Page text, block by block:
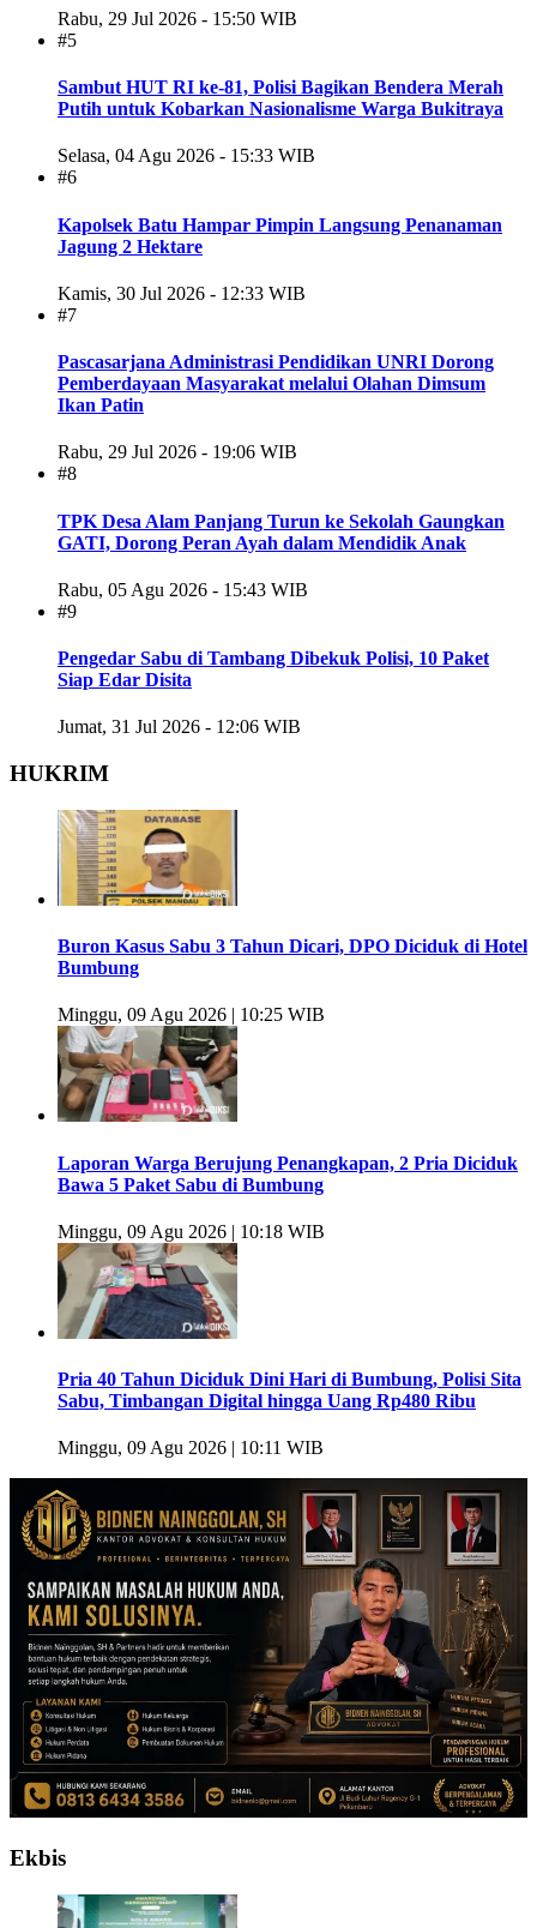
Rabu, 29 Jul 2026 - 15:50 WIB
#5
Sambut HUT RI ke-81, Polisi Bagikan Bendera Merah
Putih untuk Kobarkan Nasionalisme Warga Bukitraya
Selasa, 04 Agu 2026 - 15:33 WIB
#6
Kapolsek Batu Hampar Pimpin Langsung Penanaman
Jagung 2 Hektare
Kamis, 30 Jul 2026 - 12:33 WIB
#7
Pascasarjana Administrasi Pendidikan UNRI Dorong
Pemberdayaan Masyarakat melalui Olahan Dimsum
Ikan Patin
Rabu, 29 Jul 2026 - 19:06 WIB
#8
TPK Desa Alam Panjang Turun ke Sekolah Gaungkan
GATI, Dorong Peran Ayah dalam Mendidik Anak
Rabu, 05 Agu 2026 - 15:43 WIB
#9
Pengedar Sabu di Tambang Dibekuk Polisi, 10 Paket
Siap Edar Disita
Jumat, 31 Jul 2026 - 12:06 WIB
HUKRIM
Buron Kasus Sabu 3 Tahun Dicari, DPO Diciduk di Hotel
Bumbung
Minggu, 09 Agu 2026 | 10:25 WIB
Laporan Warga Berujung Penangkapan, 2 Pria Diciduk
Bawa 5 Paket Sabu di Bumbung
Minggu, 09 Agu 2026 | 10:18 WIB
Pria 40 Tahun Diciduk Dini Hari di Bumbung, Polisi Sita
Sabu, Timbangan Digital hingga Uang Rp480 Ribu
Minggu, 09 Agu 2026 | 10:11 WIB
Ekbis